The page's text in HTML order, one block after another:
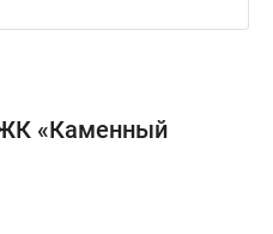
«Каменный